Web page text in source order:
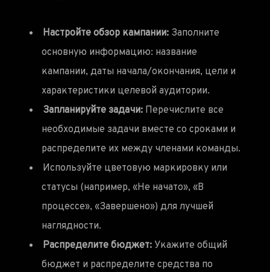
Настройте обзор кампании: Заполните
основную информацию: название
кампании, даты начала/окончания, цели и
характеристики целевой аудитории.
Запланируйте задачи: Перечислите все
необходимые задачи вместе со сроками и
распределите их между членами команды.
Используйте цветовую маркировку или
статусы (например, «Не начато», «В
процессе», «Завершено») для лучшей
наглядности.
Распределите бюджет: Укажите общий
бюджет и распределите средства по